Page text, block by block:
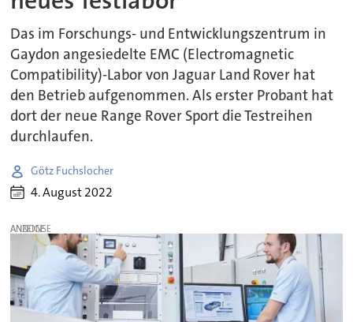
Das im Forschungs- und Entwicklungszentrum in
Gaydon angesiedelte EMC (Electromagnetic
Compatibility)-Labor von Jaguar Land Rover hat
den Betrieb aufgenommen. Als erster Probant hat
dort der neue Range Rover Sport die Testreihen
durchlaufen.
Götz Fuchslocher
4. August 2022
ANZEIGE